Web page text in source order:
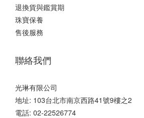
退換貨與鑑賞期
珠寶保養
售後服務
聯絡我們
光琳有限公司
地址: 103台北市南京西路41號9樓之2
電話: 02-22526774